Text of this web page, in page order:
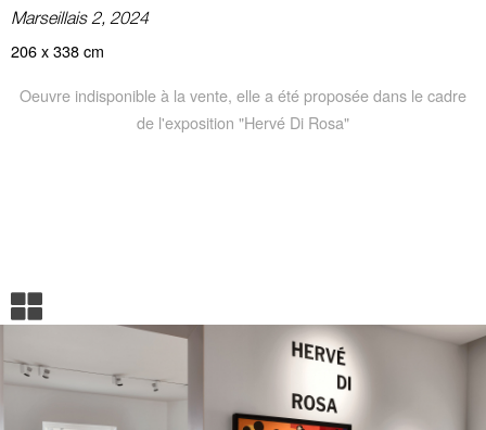
Marseillais 2, 2024
206 x 338 cm
Oeuvre indisponible à la vente, elle a été proposée dans le cadre
de l'exposition "Hervé Di Rosa"